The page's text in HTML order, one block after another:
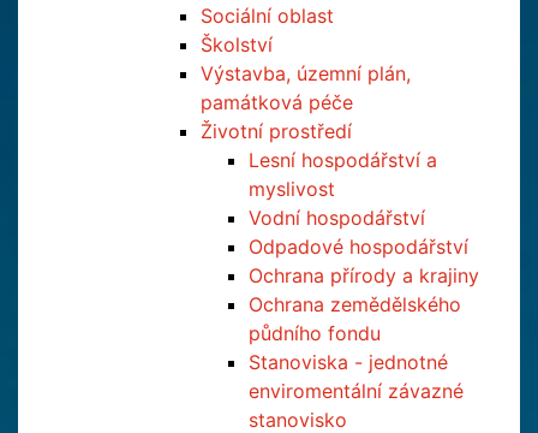
Sociální oblast
Školství
Výstavba, územní plán,
památková péče
Životní prostředí
Lesní hospodářství a
myslivost
Vodní hospodářství
Odpadové hospodářství
Ochrana přírody a krajiny
Ochrana zemědělského
půdního fondu
Stanoviska - jednotné
enviromentální závazné
stanovisko